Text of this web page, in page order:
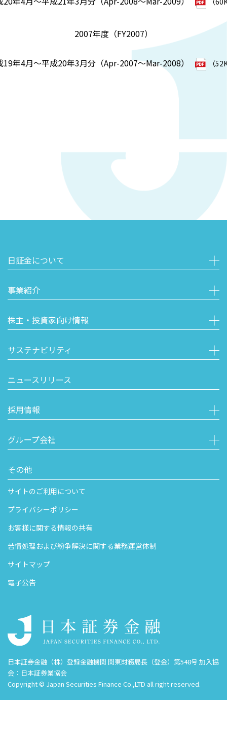
2007年度（FY2007）
19年4月～平成20年3月分（Apr-2007～Mar-2008） （
日証金について
事業紹介
株主・投資家向け情報
サステナビリティ
ニュースリリース
採用情報
グループ会社
その他
サイトのご利用について
プライバシーポリシー
お客様に関する情報の共有
苦情処理および紛争解決に関する業務運営体制
サイトマップ
電子公告
日本証券金融（株）登録金融機関 関東財務局長（登金）第548号 加入協
会：日本証券業協会
Copyright © Japan Securities Finance Co.,LTD all right reserved.